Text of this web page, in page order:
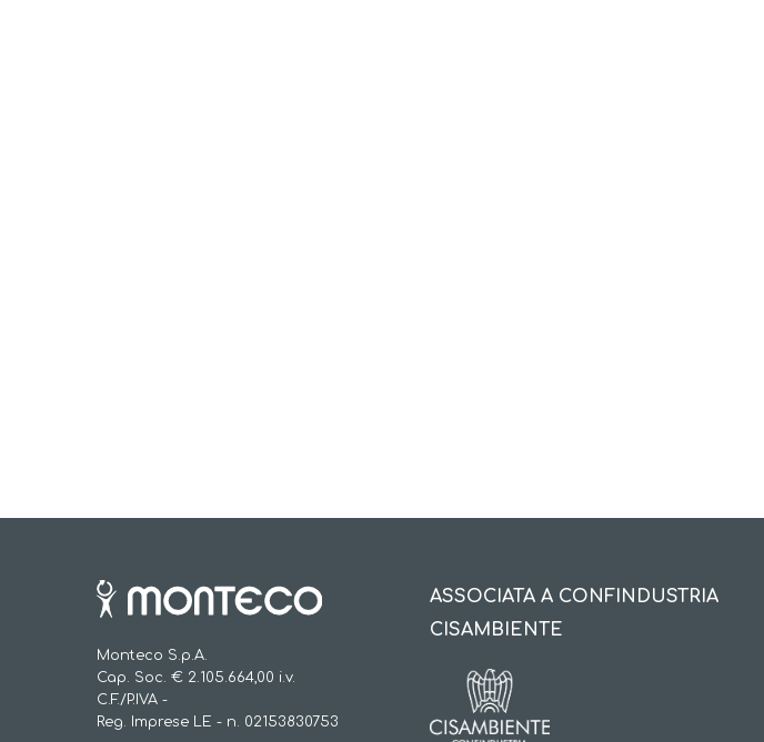
Monteco S.p.A.
Cap. Soc. € 2.105.664,00 i.v.
C.F./P.IVA -
Reg. Imprese LE - n. 02153830753
ASSOCIATA A CONFINDUSTRIA
CISAMBIENTE